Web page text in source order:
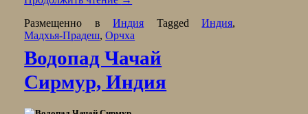
Размещенно вИндия TaggedИндия,
Мадхья-Прадеш,Орчха
Водопад Чачай
Сирмур, Индия